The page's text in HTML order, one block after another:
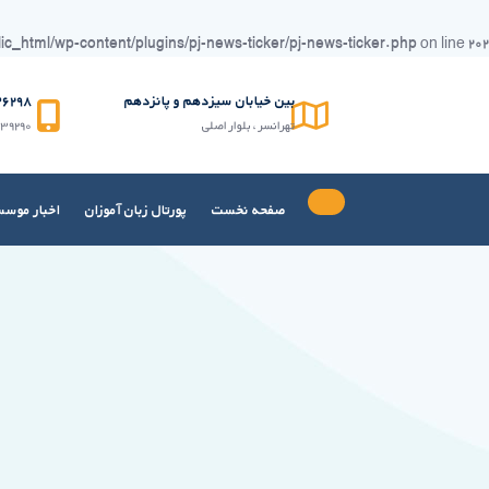
wp-content/plugins/pj-news-ticker/pj-news-ticker.php on line ۲۰۲
بین خیابان سیزدهم و پانزدهم
تهرانسر ، بلوار اصلی
صفحه نخست پورتال زبان آموزان اخبار